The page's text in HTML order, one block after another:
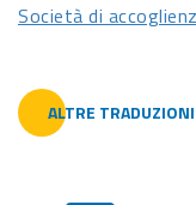
Società di
ALTRE TRADUZIONI